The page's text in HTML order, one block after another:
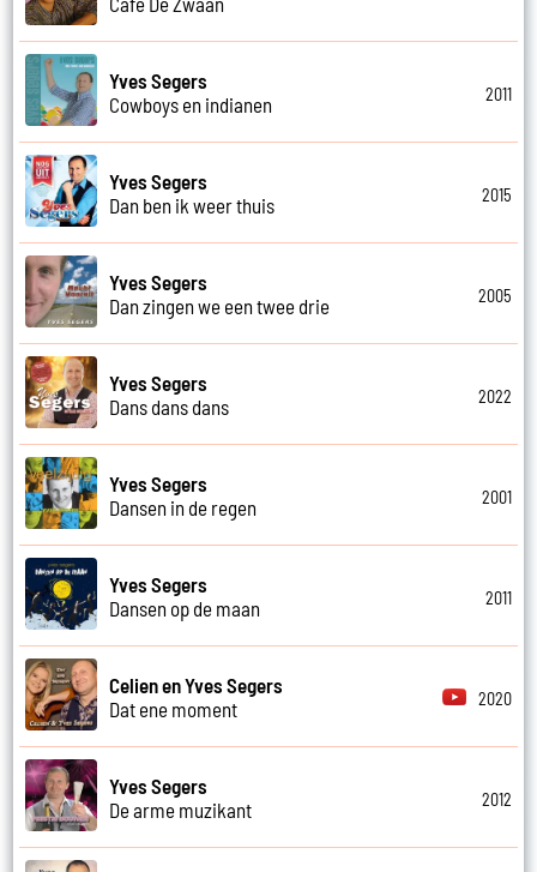
Yves Segers
Cowboys en indianen
2011
Yves Segers
Dan ben ik weer thuis
2015
Yves Segers
Dan zingen we een twee drie
2005
Yves Segers
Dans dans dans
2022
Yves Segers
Dansen in de regen
2001
Yves Segers
Dansen op de maan
2011
Celien en Yves Segers
Dat ene moment
2020
Yves Segers
De arme muzikant
2012